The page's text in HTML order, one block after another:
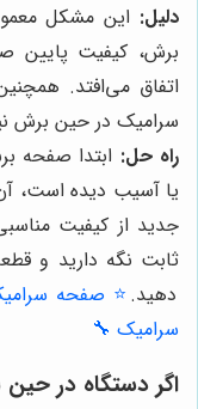
دلیل: این مشکل
برش، کیفیت پایین
اتفاق می‌افتد.
سرامیک در حین برش
راه حل: ابتدا صفحه
یا آسیب دیده است،
جدید از کیفیت
ثابت نگه دارید و
دهید. ⭐️ صفحه
سرامیک 🔧
اگر دستگاه در